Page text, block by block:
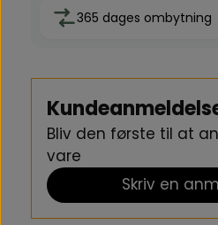
365 dages ombytning
Bliv den første til at
vare
Skriv en